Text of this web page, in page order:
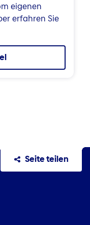
eigenen
erfahren Sie
Seite teilen